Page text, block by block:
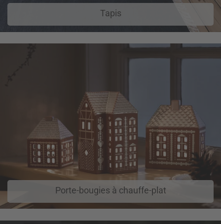
Tapis
Porte-bougies à chauffe-plat